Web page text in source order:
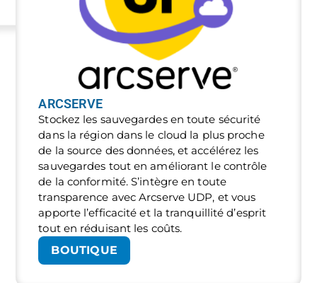
ARCSERVE
Stockez les sauvegardes en toute sécurité
dans la région dans le cloud la plus proche
de la source des données, et accélérez les
sauvegardes tout en améliorant le contrôle
de la conformité. S’intègre en toute
transparence avec Arcserve UDP, et vous
apporte l’efficacité et la tranquillité d’esprit
tout en réduisant les coûts.
BOUTIQUE